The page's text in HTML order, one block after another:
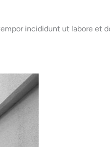
incididunt ut labore et